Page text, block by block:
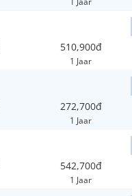
510,900đ
1 Jaar
272,700đ
1 Jaar
542,700đ
1 Jaar